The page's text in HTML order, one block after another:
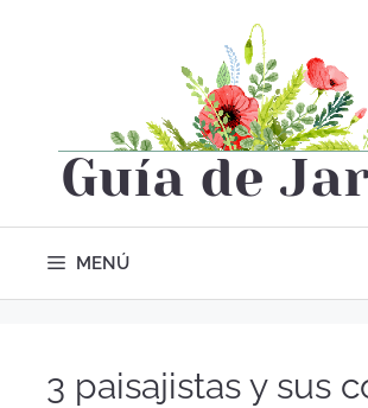
MENÚ
3 paisajistas y sus